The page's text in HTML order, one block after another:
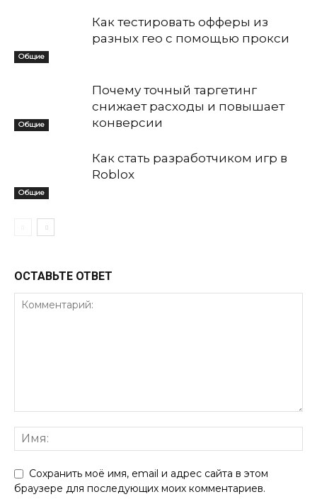
Общие
Как тестировать офферы из
разных гео с помощью прокси
Общие
Почему точный таргетинг
снижает расходы и повышает
конверсии
Общие
Как стать разработчиком игр в
Roblox
ОСТАВЬТЕ ОТВЕТ
Сохранить моё имя, email и адрес сайта в этом
браузере для последующих моих комментариев.